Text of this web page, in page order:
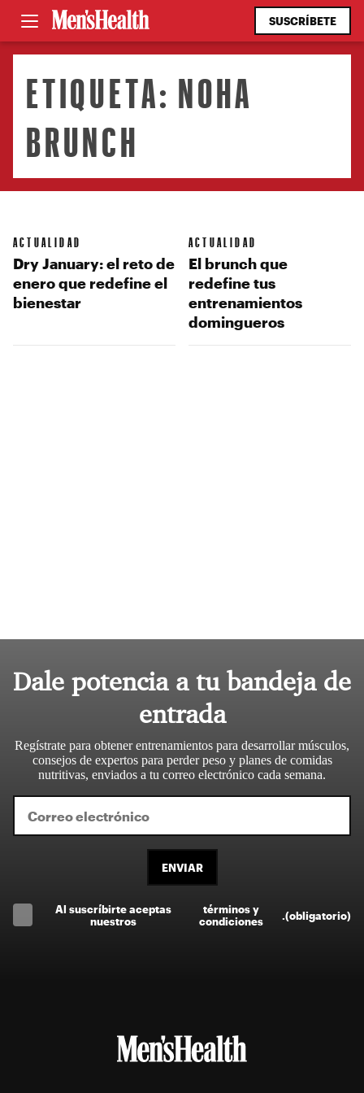
SUSCRÍBETE
ETIQUETA: NOHA
BRUNCH
ACTUALIDAD
Dry January: el reto de
enero que redefine el
bienestar
ACTUALIDAD
El brunch que
redefine tus
entrenamientos
domingueros
Dale potencia a tu bandeja de
entrada
Regístrate para obtener entrenamientos para desarrollar músculos,
consejos de expertos para perder peso y planes de comidas
nutritivas, enviados a tu correo electrónico cada semana.
ENVIAR
Al suscríbirte aceptas
nuestros
términos y
condiciones
(obligatorio)